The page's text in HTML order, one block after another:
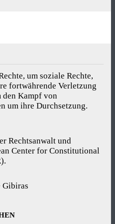
fortwährende Verletzung
den Kampf von
um ihre Durchsetzung.
Rechtsanwalt und
Center for Constitutional
Gibiras